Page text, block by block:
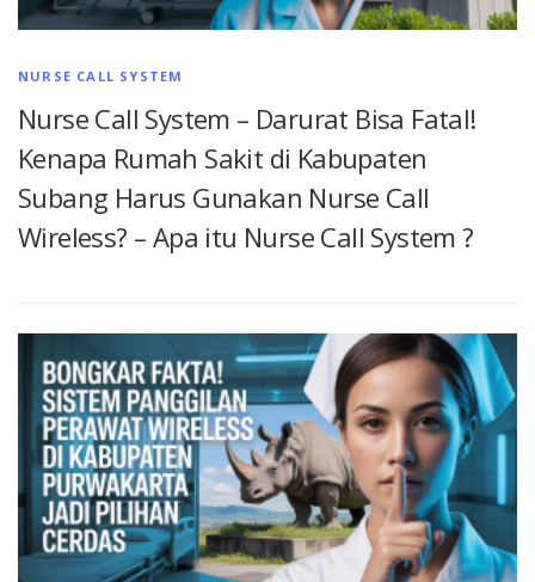
NURSE CALL SYSTEM
Nurse Call System – Darurat Bisa Fatal!
Kenapa Rumah Sakit di Kabupaten
Subang Harus Gunakan Nurse Call
Wireless? – Apa itu Nurse Call System ?